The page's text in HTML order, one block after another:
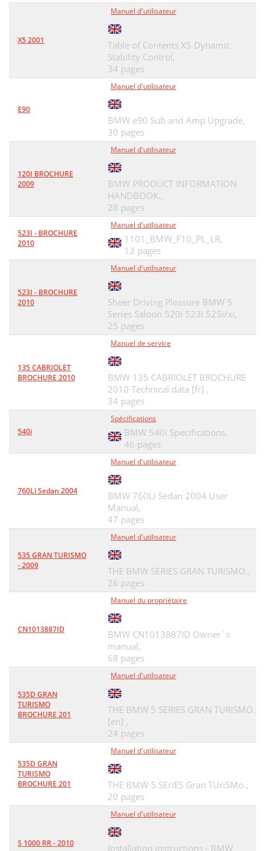
X5 2001
Manuel d'utilisateur
Table of Contents X5 Dynamic
Stability Control,
34 pages
E90
Manuel d'utilisateur
BMW e90 Sub and Amp Upgrade,
30 pages
120I BROCHURE
2009
Manuel d'utilisateur
BMW PRODUCT INFORMATION
HANDBOOK.,
28 pages
523I - BROCHURE
2010
Manuel d'utilisateur
1101_BMW_F10_PL_LR,
12 pages
523I - BROCHURE
2010
Manuel d'utilisateur
Sheer Driving Pleasure BMW 5
Series Saloon 520i 523i 525i/xi,
25 pages
135 CABRIOLET
BROCHURE 2010
Manuel de service
BMW 135 CABRIOLET BROCHURE
2010 Technical data [fr] ,
34 pages
540i
Spécifications
BMW 540i Specifications,
46 pages
760Li Sedan 2004
Manuel d'utilisateur
BMW 760Li Sedan 2004 User
Manual,
47 pages
535 GRAN TURISMO
- 2009
Manuel d'utilisateur
THE BMW SERIES GRAN TURISMO.,
26 pages
CN1013887ID
Manuel du propriétaire
BMW CN1013887ID Owner`s
manual,
68 pages
535D GRAN
TURISMO
BROCHURE 201
Manuel d'utilisateur
THE BMW 5 SERIES GRAN TURISMO.
[en] ,
24 pages
535D GRAN
TURISMO
BROCHURE 201
Manuel d'utilisateur
THE BMW 5 SEriES Gran TUriSMo.,
20 pages
S 1000 RR - 2010
Manuel d'utilisateur
Installation instructions - BMW